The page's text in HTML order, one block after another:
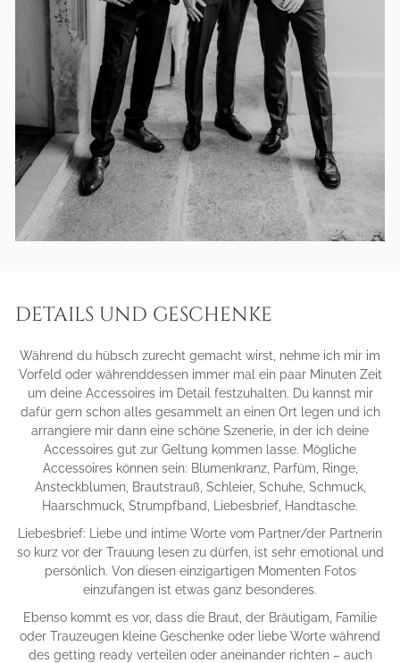
DETAILS UND GESCHENKE
Während du hübsch zurecht gemacht wirst, nehme ich mir im
Vorfeld oder währenddessen immer mal ein paar Minuten Zeit
um deine Accessoires im Detail festzuhalten. Du kannst mir
dafür gern schon alles gesammelt an einen Ort legen und ich
arrangiere mir dann eine schöne Szenerie, in der ich deine
Accessoires gut zur Geltung kommen lasse. Mögliche
Accessoires können sein: Blumenkranz, Parfüm, Ringe,
Ansteckblumen, Brautstrauß, Schleier, Schuhe, Schmuck,
Haarschmuck, Strumpfband, Liebesbrief, Handtasche.
Liebesbrief: Liebe und intime Worte vom Partner/der Partnerin
so kurz vor der Trauung lesen zu dürfen, ist sehr emotional und
persönlich. Von diesen einzigartigen Momenten Fotos
einzufangen ist etwas ganz besonderes.
Ebenso kommt es vor, dass die Braut, der Bräutigam, Familie
oder Trauzeugen kleine Geschenke oder liebe Worte während
des getting ready verteilen oder aneinander richten – auch